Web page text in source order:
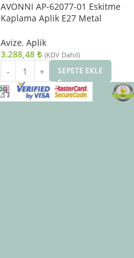
AVONNI AP-62077-01 Eskitme
Kaplama Aplik E27 Metal
Avize, Aplik
3.288,48 ₺ (KDV Dahil)
SEPETE EKLE